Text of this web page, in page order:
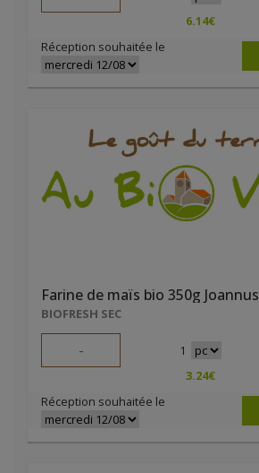
6.14€
Réception souhaitée le
Farine de maïs bio 350g Joannus
BIOFRESH SEC
- 1
3.24€
Réception souhaitée le